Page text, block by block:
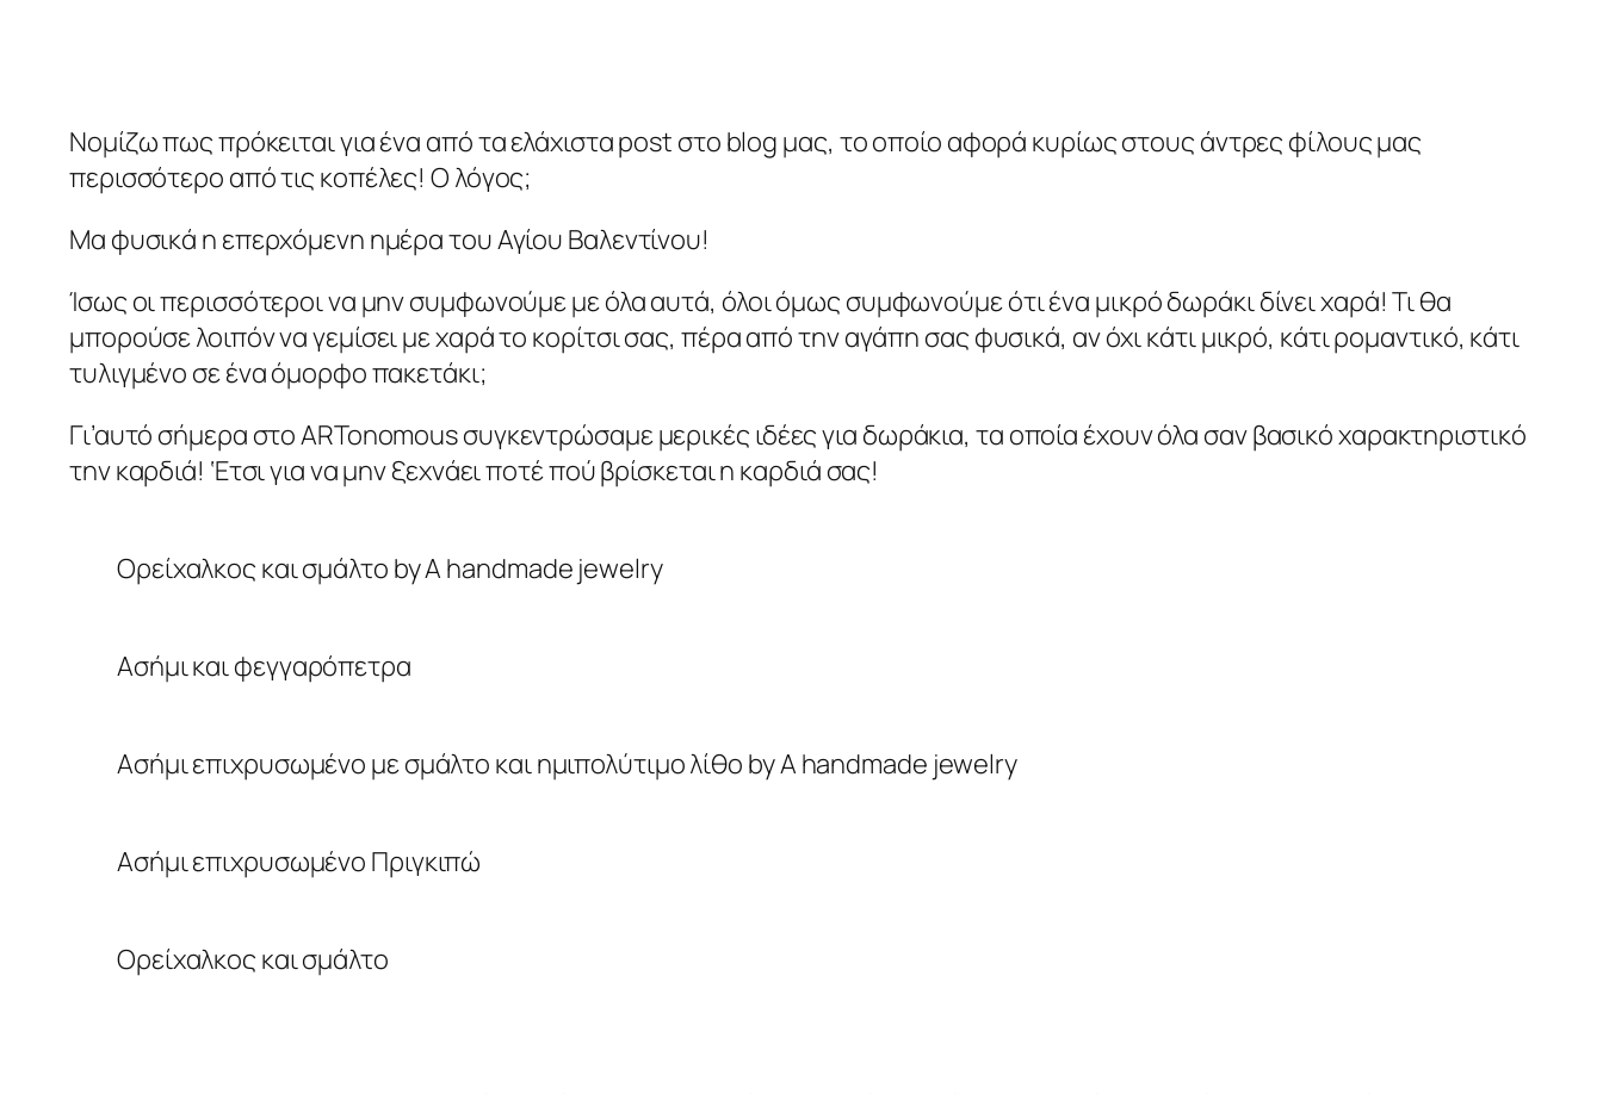
Νομίζω πως πρόκειται για ένα από τα ελάχιστα post στο blog μας, το οποίο αφορά κυρίως στους άντρες φίλους μας
περισσότερο από τις κοπέλες! Ο λόγος;
Μα φυσικά η επερχόμενη ημέρα του Αγίου Βαλεντίνου!
Ίσως οι περισσότεροι να μην συμφωνούμε με όλα αυτά, όλοι όμως συμφωνούμε ότι ένα μικρό δωράκι δίνει χαρά! Τι θα
μπορούσε λοιπόν να γεμίσει με χαρά το κορίτσι σας, πέρα από την αγάπη σας φυσικά, αν όχι κάτι μικρό, κάτι ρομαντικό, κάτι
τυλιγμένο σε ένα όμορφο πακετάκι;
Γι’αυτό σήμερα στο ARTonomous συγκεντρώσαμε μερικές ιδέες για δωράκια, τα οποία έχουν όλα σαν βασικό χαρακτηριστικό
την καρδιά! ‘Ετσι για να μην ξεχνάει ποτέ πού βρίσκεται η καρδιά σας!
Oρείχαλκος και σμάλτο by Α handmade jewelry
Ασήμι και φεγγαρόπετρα
Ασήμι επιχρυσωμένο με σμάλτο και ημιπολύτιμο λίθο by Α handmade jewelry
Ασήμι επιχρυσωμένο Πριγκιπώ
Ορείχαλκος και σμάλτο